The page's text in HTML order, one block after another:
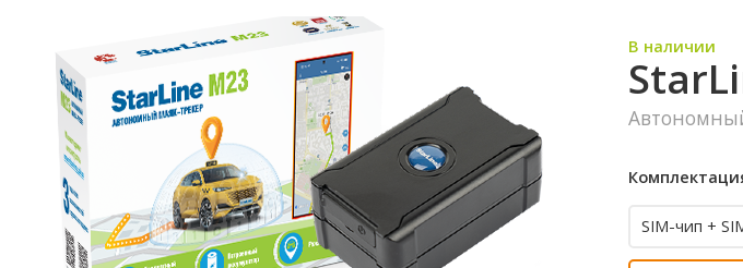
В наличии
SIM-чип +